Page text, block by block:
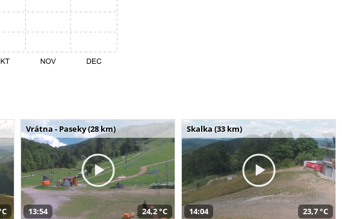
Vrátna - Paseky (28 km)
13:54 24,2 °C
Skalka (33 km)
14:04 23,7 °C